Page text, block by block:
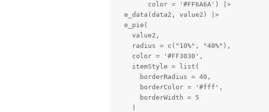
        color = '#FF6A6A') |>
  e_data(data2, value2) |>
  e_pie(
    value2,
    radius = c("10%", "40%"),
    color = '#FF3030',
    itemStyle = list(
      borderRadius = 40,
      borderColor = '#fff',
      borderWidth = 5
    )